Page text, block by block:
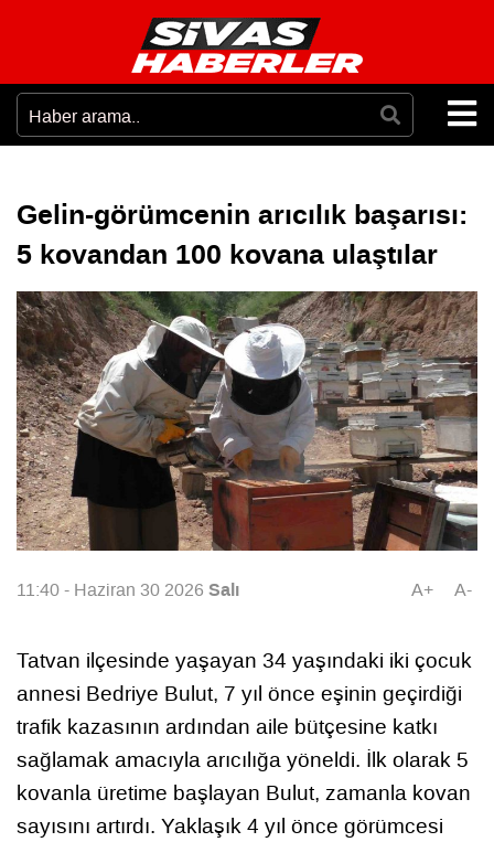
Gelin-görümcenin arıcılık başarısı:
5 kovandan 100 kovana ulaştılar
11:40 - Haziran 30 2026 Salı A+ A-
Tatvan ilçesinde yaşayan 34 yaşındaki iki çocuk
annesi Bedriye Bulut, 7 yıl önce eşinin geçirdiği
trafik kazasının ardından aile bütçesine katkı
sağlamak amacıyla arıcılığa yöneldi. İlk olarak 5
kovanla üretime başlayan Bulut, zamanla kovan
sayısını artırdı. Yaklaşık 4 yıl önce görümcesi